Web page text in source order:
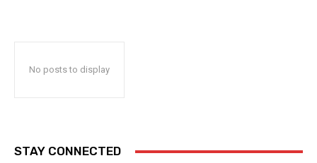
No posts to display
STAY CONNECTED